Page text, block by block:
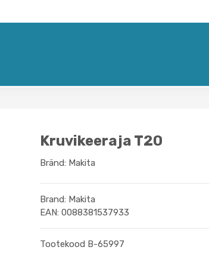
Kruvikeeraja T20
Bränd: Makita
Brand: Makita
EAN: 0088381537933
Tootekood B-65997